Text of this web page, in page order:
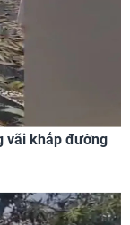
vãi khắp đường